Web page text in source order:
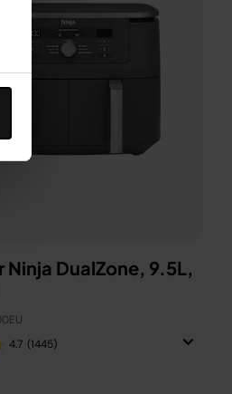
Ninja DualZone, 9.5L,
4.7 (1445)